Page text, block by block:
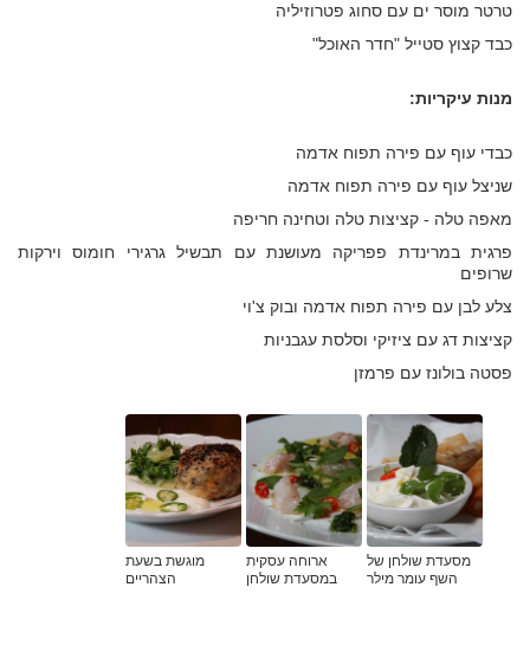
טרטר מוסר ים עם סחוג פטרוזיליה
כבד קצוץ סטייל "חדר האוכל"
מנות עיקריות:
כבדי עוף עם פירה תפוח אדמה
שניצל עוף עם פירה תפוח אדמה
מאפה טלה - קציצות טלה וטחינה חריפה
פרגית במרינדת פפריקה מעושנת עם תבשיל גרגירי חומוס וירקות
שרופים
צלע לבן עם פירה תפוח אדמה ובוק צ'וי
קציצות דג עם ציזיקי וסלסת עגבניות
פסטה בולונז עם פרמזן
מסעדת שולחן של
השף עומר מילר
ארוחה עסקית
במסעדת שולחן
מוגשת בשעת
הצהריים